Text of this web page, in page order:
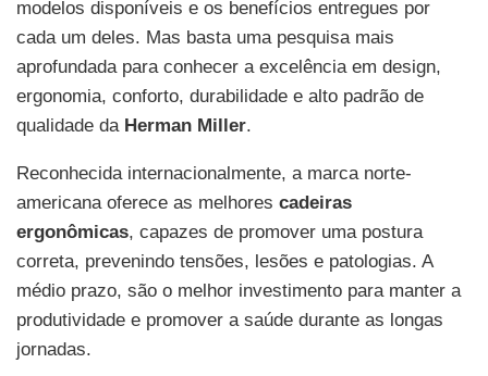
modelos disponíveis e os benefícios entregues por
cada um deles. Mas basta uma pesquisa mais
aprofundada para conhecer a excelência em design,
ergonomia, conforto, durabilidade e alto padrão de
qualidade da Herman Miller.
Reconhecida internacionalmente, a marca norte-
americana oferece as melhorescadeiras
ergonômicas, capazes de promover uma postura
correta, prevenindo tensões, lesões e patologias. A
médio prazo, são o melhor investimento para manter a
produtividade e promover a saúde durante as longas
jornadas.